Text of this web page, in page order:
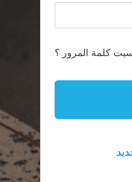
كلمة المرور ؟